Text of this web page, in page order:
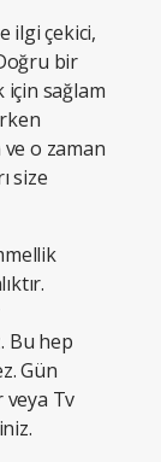
ilgi çekici,
bir
için sağlam
o zaman
size
Bu hep
Gün
veya Tv